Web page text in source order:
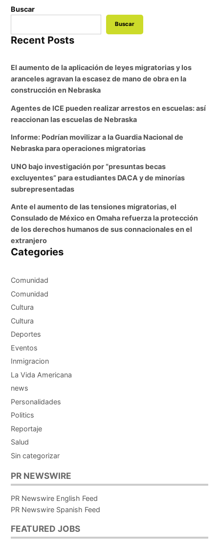
Buscar
Buscar
Recent Posts
El aumento de la aplicación de leyes migratorias y los
aranceles agravan la escasez de mano de obra en la
construcción en Nebraska
Agentes de ICE pueden realizar arrestos en escuelas: así
reaccionan las escuelas de Nebraska
Informe: Podrían movilizar a la Guardia Nacional de
Nebraska para operaciones migratorias
UNO bajo investigación por “presuntas becas
excluyentes” para estudiantes DACA y de minorías
subrepresentadas
Ante el aumento de las tensiones migratorias, el
Consulado de México en Omaha refuerza la protección
de los derechos humanos de sus connacionales en el
extranjero
Categories
Comunidad
Comunidad
Cultura
Cultura
Deportes
Eventos
Inmigracion
La Vida Americana
news
Personalidades
Politics
Reportaje
Salud
Sin categorizar
PR NEWSWIRE
PR Newswire English Feed
PR Newswire Spanish Feed
FEATURED JOBS